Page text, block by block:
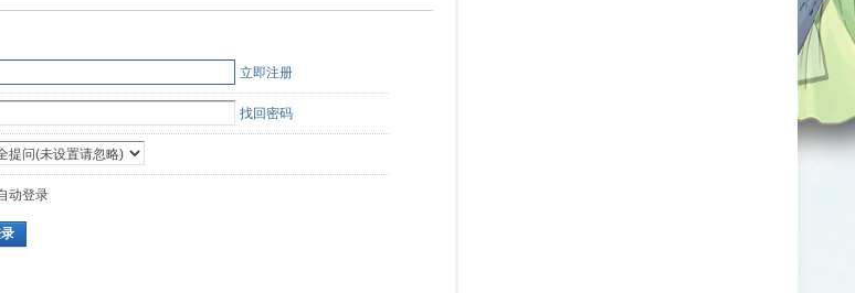
立即注册
找回密码
动登录